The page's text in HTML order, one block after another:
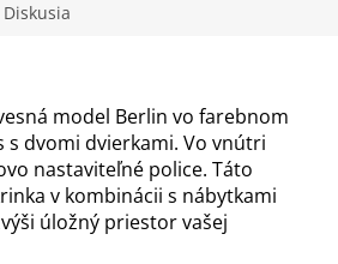
Diskusia
model Berlin vo farebnom
s dvomi dvierkami. Vo vnútri
nastaviteľné police. Táto
v kombinácii s nábytkami
úložný priestor vašej